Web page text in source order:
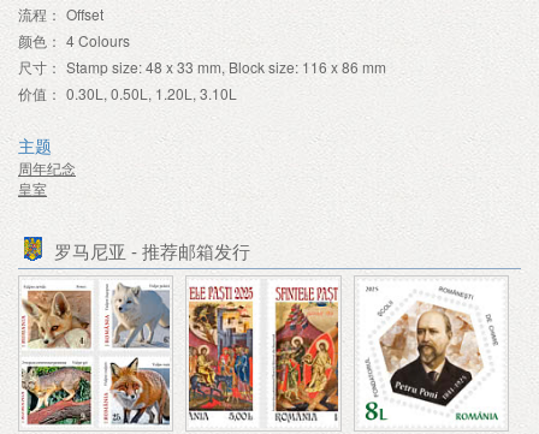
流程： Offset
颜色： 4 Colours
尺寸： Stamp size: 48 x 33 mm, Block size: 116 x 86 mm
价值： 0.30L, 0.50L, 1.20L, 3.10L
主题
周年纪念
皇室
罗马尼亚 - 推荐邮箱发行